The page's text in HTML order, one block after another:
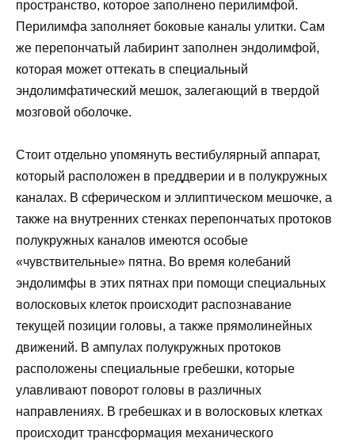
пространство, которое заполнено перилимфой.
Перилимфа заполняет боковые каналы улитки. Сам
же перепончатый лабиринт заполнен эндолимфой,
которая может оттекать в специальный
эндолимфатический мешок, залегающий в твердой
мозговой оболочке.
Стоит отдельно упомянуть вестибулярный аппарат,
который расположен в преддверии и в полукружных
каналах. В сферическом и эллиптическом мешочке, а
также на внутренних стенках перепончатых протоков
полукружных каналов имеются особые
«чувствительные» пятна. Во время колебаний
эндолимфы в этих пятнах при помощи специальных
волосковых клеток происходит распознавание
текущей позиции головы, а также прямолинейных
движений. В ампулах полукружных протоков
расположены специальные гребешки, которые
улавливают поворот головы в различных
направлениях. В гребешках и в волосковых клетках
происходит трансформация механического